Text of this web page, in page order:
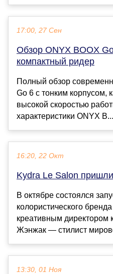
17:00, 27 Сен
Обзор ONYX BOOX
компактный ридер
Полный обзор
Go 6 с тонким корпусом,
высокой скоростью
характеристики ONYX B...
16:20, 22 Окт
Kydra Le Salon
В октябре состоялся
колористического
креативным директором
Жэнжак — стилист
13:30, 01 Ноя